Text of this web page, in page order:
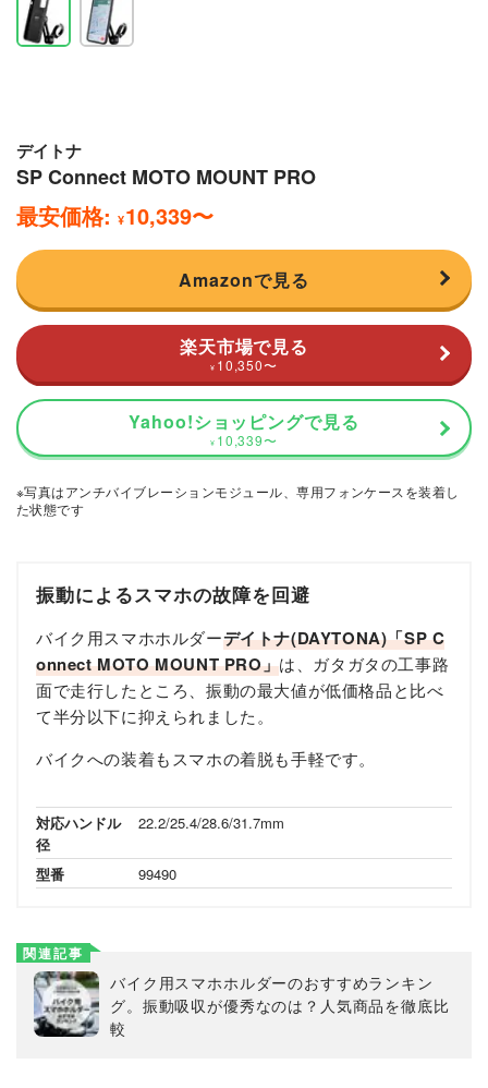
デイトナ
SP Connect MOTO MOUNT PRO
最安価格: ¥10,339〜
Amazonで見る
楽天市場で見る
¥ 10,350〜
Yahoo!ショッピングで見る
¥ 10,339〜
※写真はアンチバイブレーションモジュール、専用フォンケースを装着し
た状態です
振動によるスマホの故障を回避
バイク用スマホホルダーデイトナ(DAYTONA)「SP C
onnect MOTO MOUNT PRO」は、ガタガタの工事路
面で走行したところ、振動の最大値が低価格品と比べ
て半分以下に抑えられました。
バイクへの装着もスマホの着脱も手軽です。
対応ハンドル
径
22.2/25.4/28.6/31.7mm
型番 99490
関連記事
バイク用スマホホルダーのおすすめランキン
グ。振動吸収が優秀なのは？人気商品を徹底比
較